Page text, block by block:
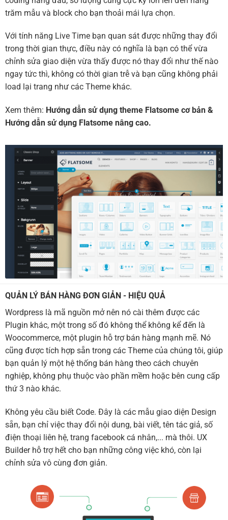
trăm mẫu và block cho bạn thoải mái lựa chọn.
Với tính năng Live Time bạn quan sát được những thay đổi
trong thời gian thực, điều này có nghĩa là bạn có thể vừa
chỉnh sửa giao diện vừa thấy được nó thay đổi như thế nào
ngay tức thì, không có thời gian trễ và bạn cũng không phải
load lại trang như các Theme khác.
Xem thêm: Hướng dẫn sử dụng theme Flatsome cơ bản &
Hướng dẫn sử dụng Flatsome nâng cao.
QUẢN LÝ BÁN HÀNG ĐƠN GIẢN - HIỆU QUẢ
Wordpress là mã nguồn mở nên nó cài thêm được các
Plugin khác, một trong số đó không thể không kể đến là
Woocommerce, một plugin hỗ trợ bán hàng mạnh mẽ. Nó
cũng được tích hợp sẵn trong các Theme của chúng tôi, giúp
bạn quản lý một hệ thống bán hàng theo cách chuyên
nghiệp, không phụ thuộc vào phần mềm hoặc bên cung cấp
thứ 3 nào khác.
Không yêu cầu biết Code. Đây là các mẫu giao diện Design
sẵn, bạn chỉ việc thay đổi nội dung, bài viết, tên tác giả, số
điện thoại liên hệ, trang facebook cá nhân,... mà thôi. UX
Builder hỗ trợ hết cho bạn những công việc khó, còn lại
chỉnh sửa vô cùng đơn giản.